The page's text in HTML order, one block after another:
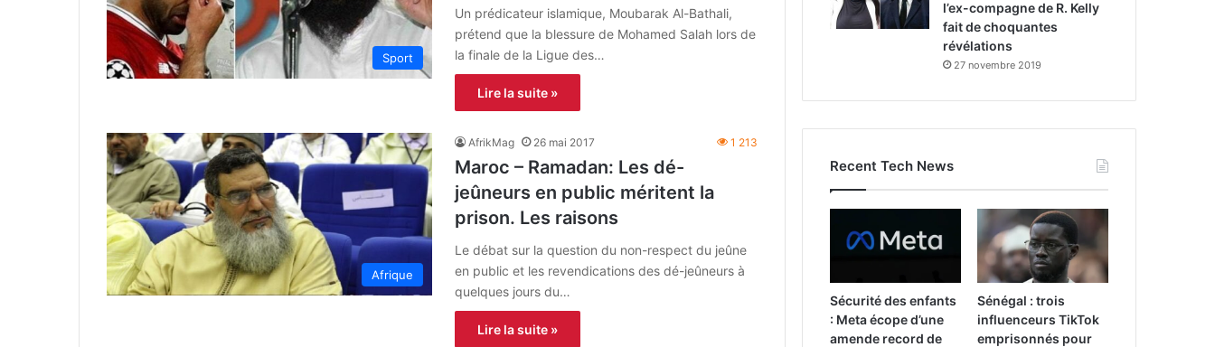
Sport
Un prédicateur islamique, Moubarak Al-Bathali,
prétend que la blessure de Mohamed Salah lors de
la finale de la Ligue des…
Lire la suite »
Afrique
AfrikMag 26 mai 2017 1 213
Maroc – Ramadan: Les dé-
jeûneurs en public méritent la
prison. Les raisons
Le débat sur la question du non-respect du jeûne
en public et les revendications des dé-jeûneurs à
quelques jours du…
Lire la suite »
l’ex-compagne de R. Kelly
fait de choquantes
révélations
27 novembre 2019
Recent Tech News
Sécurité des enfants
: Meta écope d’une
amende record de
Sénégal : trois
influenceurs TikTok
emprisonnés pour